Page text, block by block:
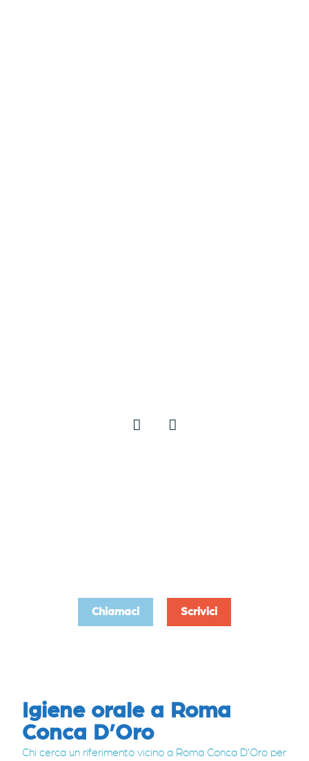
Chiamaci Scrivici
Igiene orale a Roma
Conca D’Oro
Chi cerca un riferimento vicino a Roma Conca D’Oro per